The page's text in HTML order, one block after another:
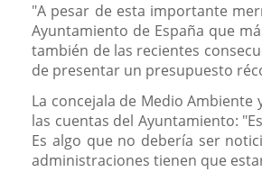
"A pesar de esta importante
Ayuntamiento de España que
también de las recientes
de presentar un presupuesto
La concejala de Medio
las cuentas del Ayuntamiento:
Es algo que no debería ser
administraciones tienen que